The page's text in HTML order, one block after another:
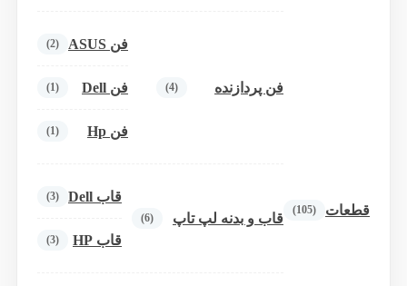
قطعات (105)
فن پردازنده (4)
فن ASUS (2)
فن Dell (1)
فن Hp (1)
قاب و بدنه لپ تاپ (6)
قاب Dell (3)
قاب HP (3)